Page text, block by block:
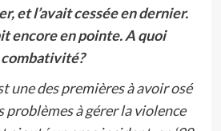
et l’avait cessée en dernier.
encore en pointe. A quoi
une des premières à avoir osé
problèmes à gérer la violence